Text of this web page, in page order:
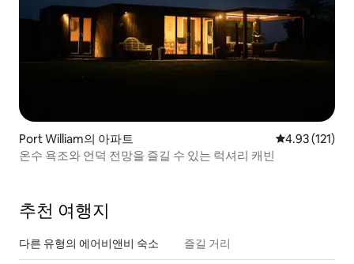
Port William의 아파트 평점 4.93점(5
4.93 (121)
온수 욕조와 언덕 전망을 즐길 수 있는 럭셔리 캐빈
추천 여행지
다른 유형의 에어비앤비 숙소 즐길 거리